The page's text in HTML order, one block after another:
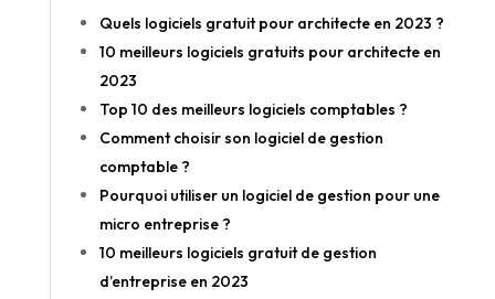
Quels logiciels gratuit pour architecte en 2023 ?
10 meilleurs logiciels gratuits pour architecte en
2023
Top 10 des meilleurs logiciels comptables ?
Comment choisir son logiciel de gestion
comptable ?
Pourquoi utiliser un logiciel de gestion pour une
micro entreprise ?
10 meilleurs logiciels gratuit de gestion
d’entreprise en 2023